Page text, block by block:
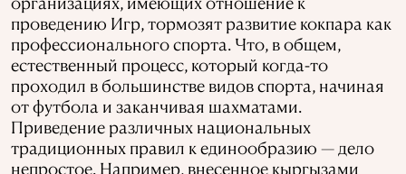
проведению Игр, тормозят развитие кокпара как
профессионального спорта. Что, в общем,
естественный процесс, который когда-то
проходил в большинстве видов спорта, начиная
от футбола и заканчивая шахматами.
Приведение различных национальных
традиционных правил к единообразию — дело
непростое. Например, внесенное кыргызами